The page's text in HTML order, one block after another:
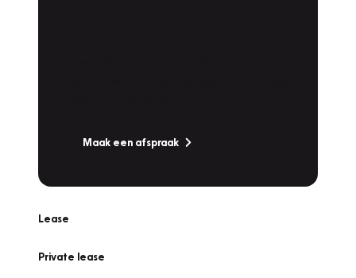
Maak een afspraak
Lease
Private lease